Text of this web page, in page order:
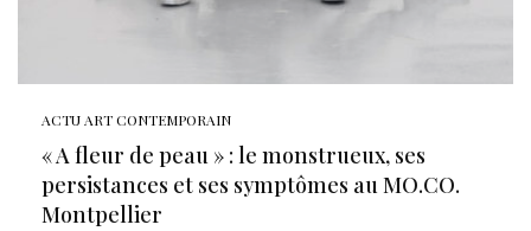
ACTU ART CONTEMPORAIN
« A fleur de peau » : le monstrueux, ses
persistances et ses symptômes au MO.CO.
Montpellier